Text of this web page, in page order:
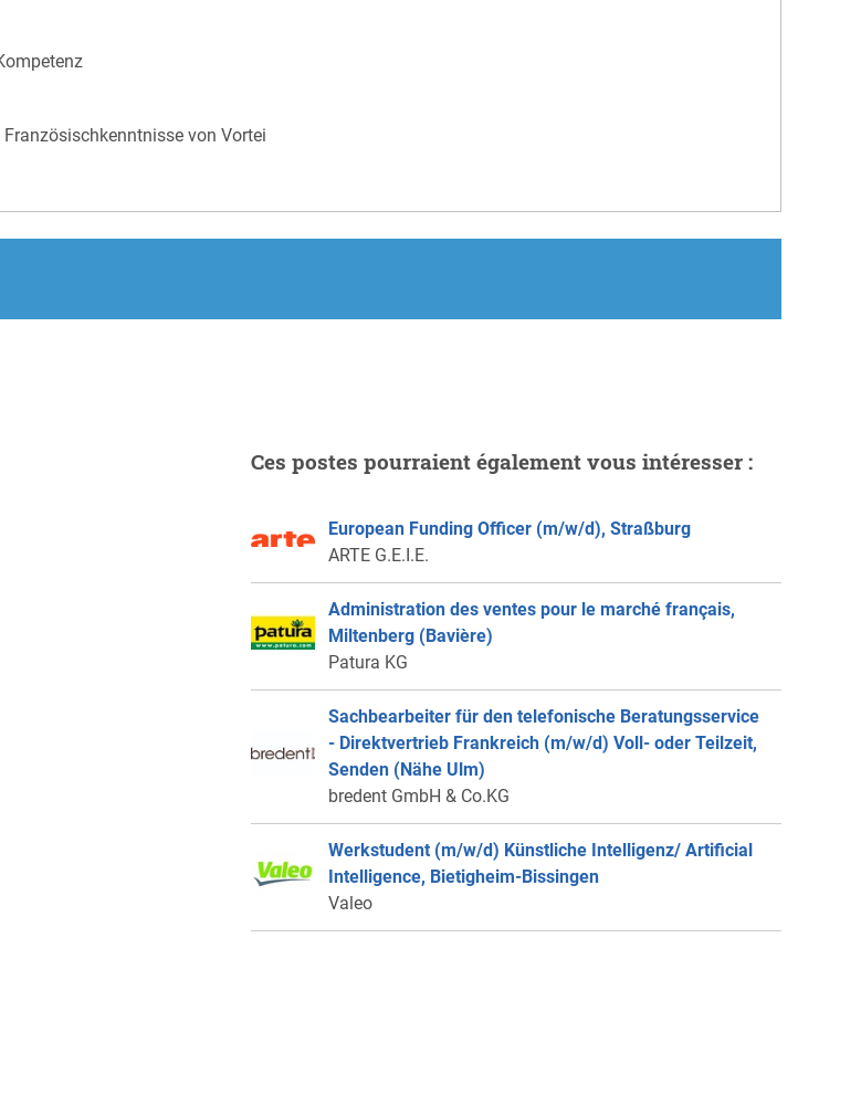
von Vortei
Ces postes pourraient également vous intéresser :
European Funding Officer (m/w/d), Straßburg
ARTE G.E.I.E.
Administration des ventes pour le marché français,
Miltenberg (Bavière)
Patura KG
Sachbearbeiter für den telefonische Beratungsservice
- Direktvertrieb Frankreich (m/w/d) Voll- oder Teilzeit,
Senden (Nähe Ulm)
bredent GmbH & Co.KG
Werkstudent (m/w/d) Künstliche Intelligenz/ Artificial
Intelligence, Bietigheim-Bissingen
Valeo